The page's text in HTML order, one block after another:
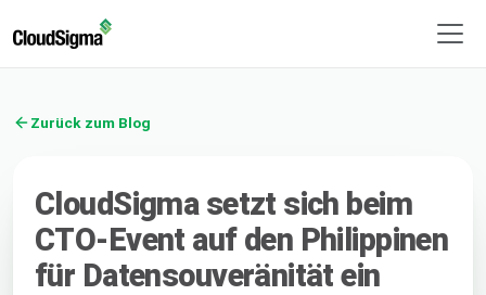
Zurück zum Blog
CloudSigma setzt sich beim
CTO-Event auf den Philippinen
für Datensouveränität ein